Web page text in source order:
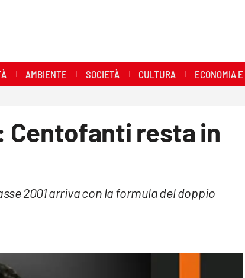
AMBIENTE SOCIETÀ CULTURA ECONOMIA
Centofanti resta in
2001 arriva con la formula del doppio